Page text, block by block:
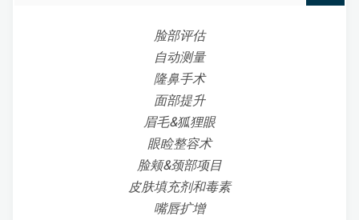
脸部评估
自动测量
隆鼻手术
面部提升
眉毛&狐狸眼
眼睑整容术
脸颊&颈部项目
皮肤填充剂和毒素
嘴唇扩增